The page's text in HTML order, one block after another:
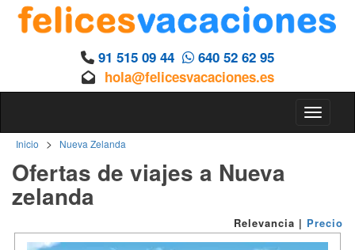
91 515 09 44
640 52 62 95
hola@felicesvacaciones.es
Toggle
Inicio > Nueva Zelanda
Ofertas de viajes a Nueva
zelanda
Relevancia | Precio